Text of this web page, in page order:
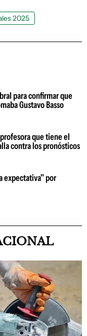
2025
para confirmar que
Gustavo Basso
que tiene el
contra los pronósticos
expectativa" por